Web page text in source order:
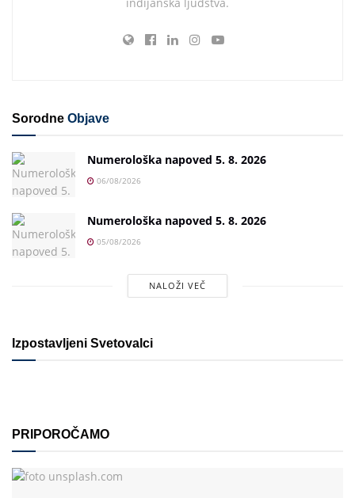
Sorodne Objave
Numerološka napoved 5. 8. 2026
06/08/2026
Numerološka napoved 5. 8. 2026
05/08/2026
NALOŽI VEČ
Izpostavljeni Svetovalci
PRIPOROČAMO